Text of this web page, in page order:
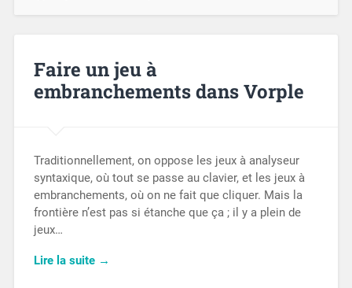
Faire un jeu à
embranchements dans Vorple
Traditionnellement, on oppose les jeux à analyseur
syntaxique, où tout se passe au clavier, et les jeux à
embranchements, où on ne fait que cliquer. Mais la
frontière n’est pas si étanche que ça ; il y a plein de
jeux…
Lire la suite →